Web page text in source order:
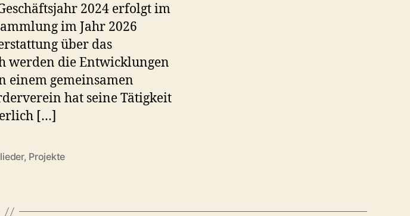
2024 erfolgt im
im Jahr 2026
über das
werden die Entwicklungen
einem gemeinsamen
hat seine Tätigkeit
[…]
, Projekte